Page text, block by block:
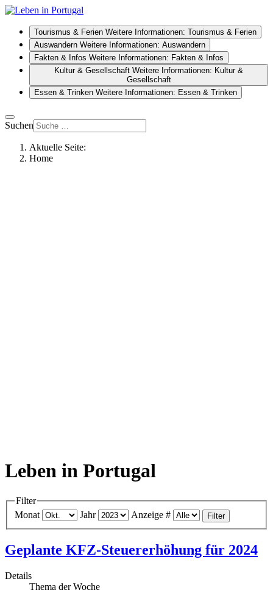
Tourismus & Ferien Weitere Informationen: Tourismus & Ferien
Auswandern Weitere Informationen: Auswandern
Fakten & Infos Weitere Informationen: Fakten & Infos
Kultur & Gesellschaft Weitere Informationen: Kultur &
Gesellschaft
Essen & Trinken Weitere Informationen: Essen & Trinken
Suchen
Aktuelle Seite:
Home
Leben in Portugal
Filter
Monat
Jahr Anzeige # Filter
Geplante KFZ-Steuererhöhung für 2024
Details
Thema der Woche